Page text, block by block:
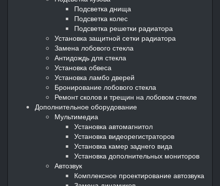
Подсветка днища
Подсветка колес
Подсветка решетки радиатора
Установка защитной сетки радиатора
Замена лобового стекла
Антидождь для стекла
Установка обвеса
Установка ламбо дверей
Бронирование лобового стекла
Ремонт сколов и трещин на лобовом стекле
Дополнительное оборудование
Мультимедиа
Установка автомагнитол
Установка видеорегистраторов
Установка камер заднего вида
Установка дополнительных мониторов
Автозвук
Комплексное проектирование автозвука